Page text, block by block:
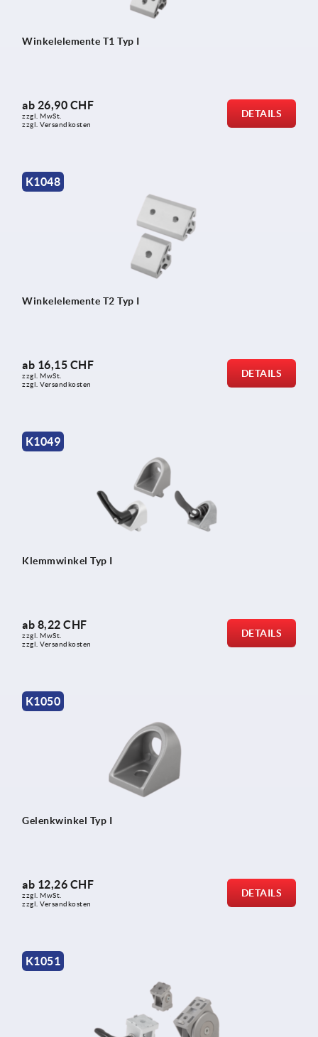
Winkelelemente T1 Typ I
ab 26,90 CHF
zzgl. MwSt.
zzgl. Versandkosten
DETAILS
K1048
Winkelelemente T2 Typ I
ab 16,15 CHF
zzgl. MwSt.
zzgl. Versandkosten
DETAILS
K1049
Klemmwinkel Typ I
ab 8,22 CHF
zzgl. MwSt.
zzgl. Versandkosten
DETAILS
K1050
Gelenkwinkel Typ I
ab 12,26 CHF
zzgl. MwSt.
zzgl. Versandkosten
DETAILS
K1051